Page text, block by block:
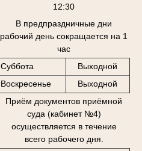
12:30
В предпраздничные дни
рабочий день сокращается на 1
час
Суббота
Выходной
Воскресенье
Выходной
Приём документов приёмной
суда (кабинет №4)
осуществляется в течение
всего рабочего дня.